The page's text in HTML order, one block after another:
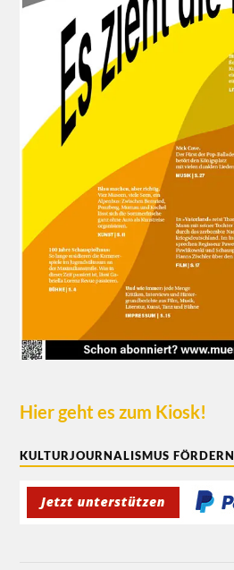
Hier geht es zum Kiosk!
KULTURJOURNALISMUS FÖRDERN